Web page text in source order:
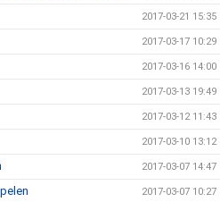
2017-03-21 15:35
2017-03-17 10:29
2017-03-16 14:00
2017-03-13 19:49
2017-03-12 11:43
2017-03-10 13:12
2017-03-07 14:47
2017-03-07 10:27